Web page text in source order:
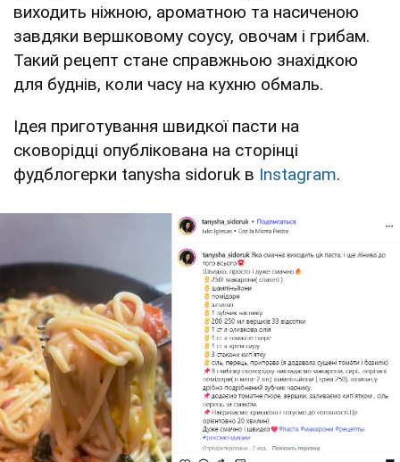
виходить ніжною, ароматною та насиченою
завдяки вершковому соусу, овочам і грибам.
Такий рецепт стане справжньою знахідкою
для буднів, коли часу на кухню обмаль.
Ідея приготування швидкої пасти на
сковорідці опублікована на сторінці
фудблогерки tanysha sidoruk в Instagram.